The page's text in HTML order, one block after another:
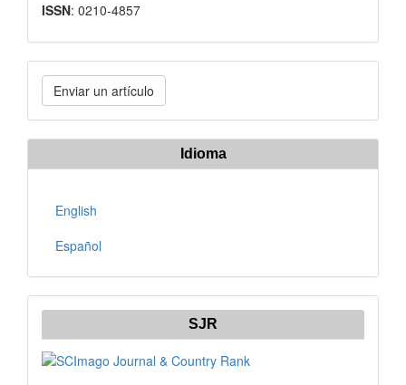
ISSN: 0210-4857
Enviar
un
artículo
Enviar un artículo
Idioma
English
Español
SJR